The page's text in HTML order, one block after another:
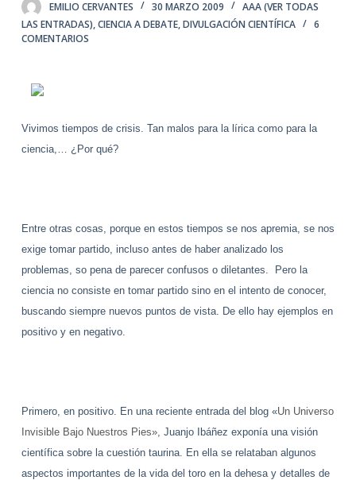
EMILIO CERVANTES 30 MARZO 2009
AAA (VER TODAS
LAS ENTRADAS),CIENCIA A DEBATE,DIVULGACIÓN CIENTÍFICA
6
COMENTARIOS
Vivimos tiempos de crisis. Tan malos para la lírica como para la
ciencia,… ¿Por qué?
Entre otras cosas, porque en estos tiempos se nos apremia, se nos
exige tomar partido, incluso antes de haber analizado los
problemas, so pena de parecer confusos o diletantes.
Pero la
ciencia no consiste en tomar partido sino en el intento de conocer,
buscando siempre nuevos puntos de vista. De ello hay ejemplos en
positivo y en negativo.
Primero, en positivo. En una reciente entrada del blog «Un Universo
Invisible Bajo Nuestros Pies», Juanjo Ibáñez exponía una visión
científica sobre la cuestión taurina. En ella se relataban algunos
aspectos importantes de la vida del toro en la dehesa y detalles de